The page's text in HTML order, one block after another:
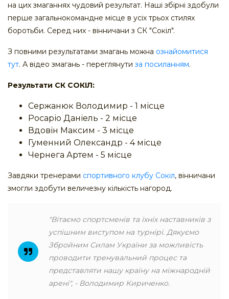
на цих змаганнях чудовий результат. Наші збірні здобули
перше загальнокомандне місце в усіх трьох стилях
боротьби. Серед них - вінничани з СК "Сокіл".
З повними результатами змагань можна ознайомитися
тут. А відео змагань - переглянути за посиланням.
Результати СК СОКІЛ:
Сержанюк Володимир - 1 місце
Росаріо Даніель - 2 місце
Вдовін Максим - 3 місце
Гуменний Олександр - 4 місце
Чернега Артем - 5 місце
Завдяки тренерами спортивного клубу Сокіл, вінничани
змогли здобути величезну кількість нагород.
"Вітаємо спортсменів та їхніх наставників з
успішним виступом на турнірі. Дякуємо
Збройним Силам України за можливість
проводити тренувальний процес та
представляти нашу країну на міжнародній
арені", - Володимир Кириченко.